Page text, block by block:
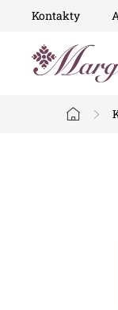
PrejsťKontakty
Domov